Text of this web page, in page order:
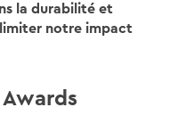
la durabilité et
limiter notre impact